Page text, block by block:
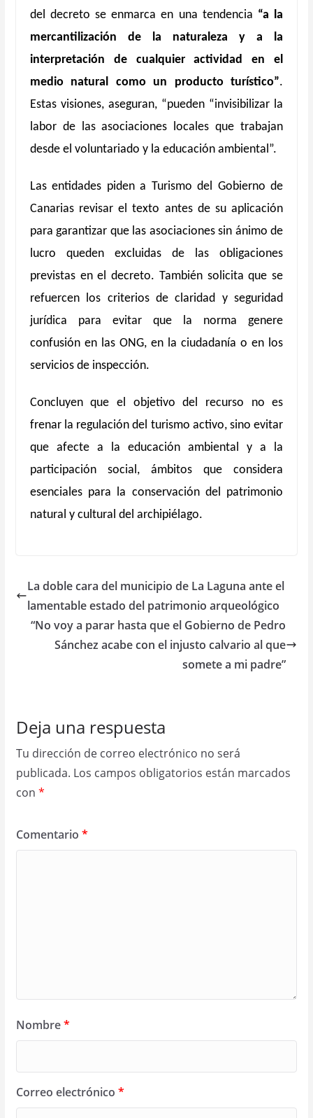
del decreto se enmarca en una tendencia “a la
mercantilización de la naturaleza
y a la
interpretación de cualquier actividad en el
medio natural como un producto turístico”.
Estas visiones, aseguran, “pueden “invisibilizar la
labor de las asociaciones locales que trabajan
desde el voluntariado y la educación ambiental”.
Las entidades piden a Turismo del Gobierno de
Canarias revisar el texto antes de su aplicación
para garantizar que las asociaciones sin ánimo de
lucro queden excluidas de las obligaciones
previstas en el decreto. También solicita que se
refuercen los criterios de claridad y seguridad
jurídica para evitar que la norma genere
confusión en las ONG, en la ciudadanía o en los
servicios de inspección.
Concluyen que el objetivo del recurso no es
frenar la regulación del turismo activo, sino evitar
que afecte a la educación ambiental y a la
participación social, ámbitos que considera
esenciales para la conservación del patrimonio
natural y cultural del archipiélago.
La doble cara del municipio de La Laguna ante el
lamentable estado del patrimonio arqueológico
“No voy a parar hasta que el Gobierno de Pedro
Sánchez acabe con el injusto calvario al que
somete a mi padre”
Deja una respuesta
Tu dirección de correo electrónico no será
publicada. Los campos obligatorios están marcados
con *
Comentario *
Nombre*
Correo electrónico *